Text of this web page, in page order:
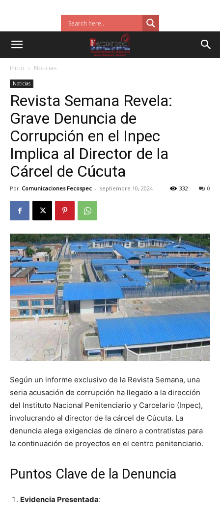
Inicio Noticias
Noticias
Revista Semana Revela:
Grave Denuncia de
Corrupción en el Inpec
Implica al Director de la
Cárcel de Cúcuta
Por Comunicaciones Fecospec - septiembre 10, 2024 0
332
Según un informe exclusivo de la Revista Semana, una
seria acusación de corrupción ha llegado a la dirección
del Instituto Nacional Penitenciario y Carcelario (Inpec),
involucrando al director de la cárcel de Cúcuta. La
denuncia alega exigencias de dinero a contratistas para
la continuación de proyectos en el centro penitenciario.
Puntos Clave de la Denuncia
Evidencia Presentada: